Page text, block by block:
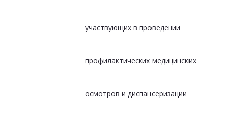
участвующих в проведении
профилактических медицинских
осмотров и диспансеризации